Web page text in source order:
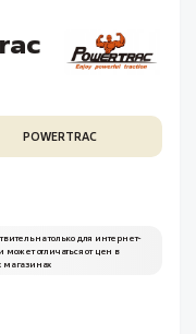
POWERTRAC
только для интернет-
может отличаться от цен в
магазинах